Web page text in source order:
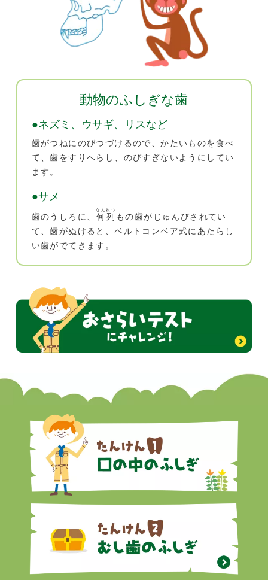
動物のふしぎな歯
●ネズミ、ウサギ、リスなど
歯がつねにのびつづけるので、かたいものを食べ
て、歯をすりへらし、のびすぎないようにしてい
ます。
●サメ
歯のうしろに、 何列
なんれつ
もの歯がじゅんびされてい
て、歯がぬけると、ベルトコンベア式にあたらし
い歯がでてきます。